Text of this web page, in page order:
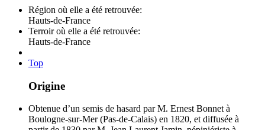
Région où elle a été retrouvée:
Hauts-de-France
Terroir où elle a été retrouvée:
Hauts-de-France
Top
Origine
Obtenue d’un semis de hasard par M. Ernest Bonnet à
Boulogne-sur-Mer (Pas-de-Calais) en 1820, et diffusée à